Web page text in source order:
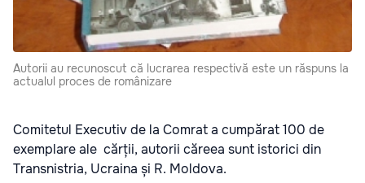
Autorii au recunoscut că lucrarea respectivă este un răspuns la
actualul proces de românizare
Comitetul Executiv de la Comrat a cumpărat 100 de
exemplare ale cărții, autorii căreea sunt istorici din
Transnistria, Ucraina și R. Moldova.